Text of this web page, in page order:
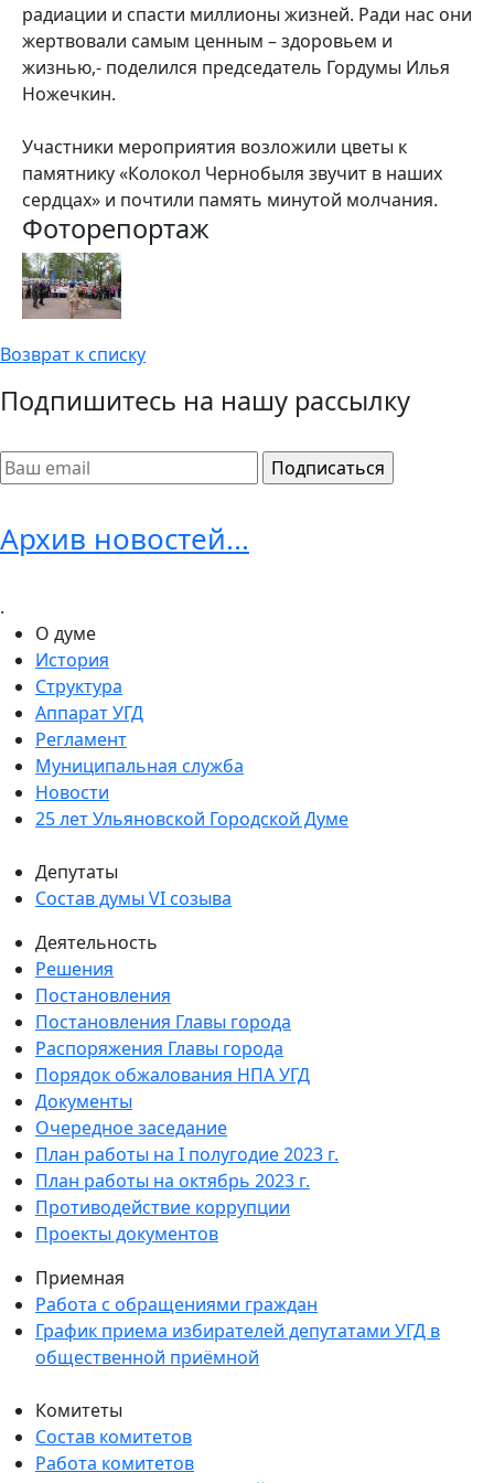
радиации и спасти миллионы жизней. Ради нас они
жертвовали самым ценным – здоровьем и
жизнью,- поделился председатель Гордумы Илья
Ножечкин.
Участники мероприятия возложили цветы к
памятнику «Колокол Чернобыля звучит в наших
сердцах» и почтили память минутой молчания.
Фоторепортаж
Возврат к списку
Подпишитесь на нашу рассылку
Архив новостей...
.
О думе
История
Структура
Аппарат УГД
Регламент
Муниципальная служба
Новости
25 лет Ульяновской Городской Думе
Депутаты
Состав думы VI созыва
Деятельность
Решения
Постановления
Постановления Главы города
Распоряжения Главы города
Порядок обжалования НПА УГД
Документы
Очередное заседание
План работы на I полугодие 2023 г.
План работы на октябрь 2023 г.
Противодействие коррупции
Проекты документов
Приемная
Работа с обращениями граждан
График приема избирателей депутатами УГД в
общественной приёмной
Комитеты
Состав комитетов
Работа комитетов